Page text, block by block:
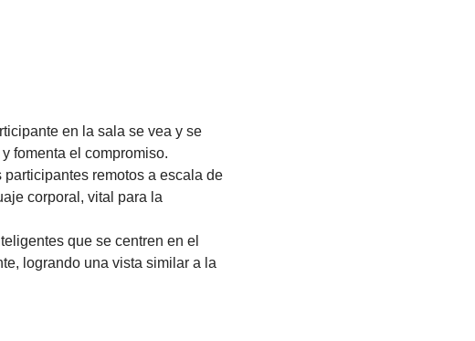
en la sala se vea y se
fomenta el compromiso.
remotos a escala de
corporal, vital para la
que se centren en el
logrando una vista similar a la